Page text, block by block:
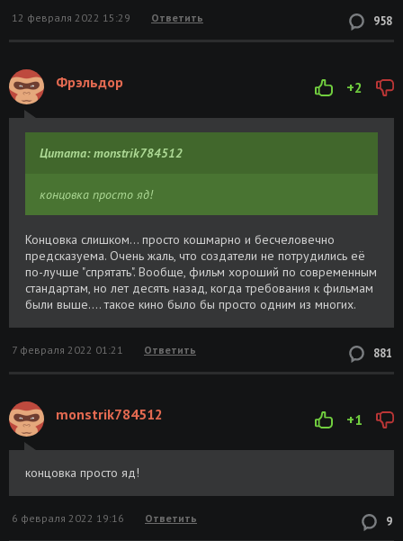
958
12 февраля 2022 15:29 Ответить
+2
Фрэльдор
Цитата: monstrik784512
концовка просто яд!
Концовка слишком... просто кошмарно и бесчеловечно
предсказуема. Очень жаль, что создатели не потрудились её
по-лучше "спрятать". Вообще, фильм хороший по современным
стандартам, но лет десять назад, когда требования к фильмам
были выше.... такое кино было бы просто одним из многих.
881
7 февраля 2022 01:21 Ответить
+1
monstrik784512
концовка просто яд!
9
6 февраля 2022 19:16 Ответить